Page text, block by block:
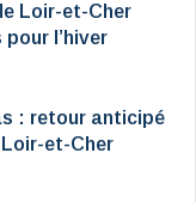
Loir-et-Cher
l’hiver
: retour anticipé
et-Cher